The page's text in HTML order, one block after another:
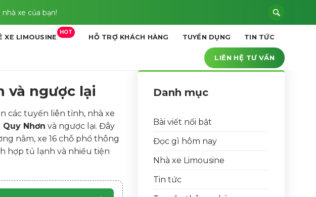
xe của bạn!
XE LIMOUSINE
HOT
HỖ TRỢ KHÁCH HÀNG TUYỂN DỤNG TIN TỨC
LIÊN HỆ TƯ VẤN
và ngược lại
các tuyến liên tỉnh, nhà xe
Nhơn và ngược lại. Đây
nằm, xe 16 chỗ phổ thông
hợp tủ lạnh và nhiều tiện
Danh mục
Bài viết nổi bật
Đọc gì hôm nay
Nhà xe Limousine
Tin tức